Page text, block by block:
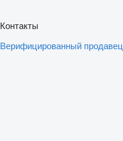
Контакты
Верифицированный продавец